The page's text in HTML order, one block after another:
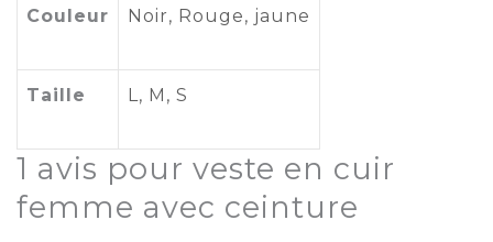
Couleur Noir, Rouge, jaune
Taille L, M , S
1 avis pour veste en cuir
femme avec ceinture